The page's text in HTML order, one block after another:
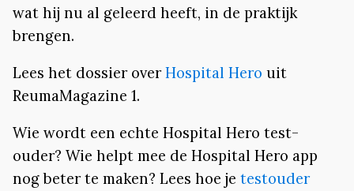
wat hij nu al geleerd heeft, in de praktijk
brengen.
Lees het dossier overHospital Hero uit
ReumaMagazine 1.
Wie wordt een echte Hospital Hero test-
ouder? Wie helpt mee de Hospital Hero app
nog beter te maken? Lees hoe je testouder